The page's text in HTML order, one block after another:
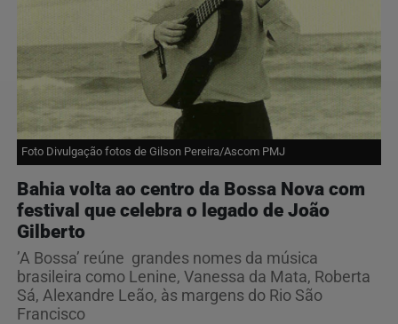
Foto Divulgação fotos de Gilson Pereira/Ascom PMJ
Bahia volta ao centro da Bossa Nova com
festival que celebra o legado de João
Gilberto
’A Bossa’ reúne grandes nomes da música
brasileira como Lenine, Vanessa da Mata, Roberta
Sá, Alexandre Leão, às margens do Rio São
Francisco